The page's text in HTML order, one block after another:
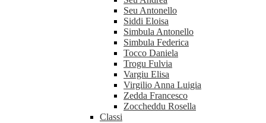
Seu Antonello
Siddi Eloisa
Simbula Antonello
Simbula Federica
Tocco Daniela
Trogu Fulvia
Vargiu Elisa
Virgilio Anna Luigia
Zedda Francesco
Zoccheddu Rosella
Classi